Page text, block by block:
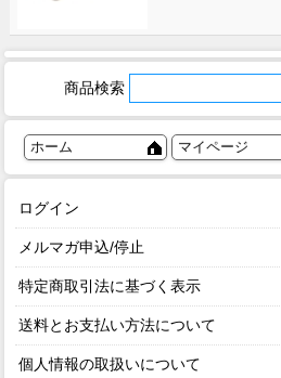
商品検索
ホーム マイページ
ログイン
メルマガ申込/停止
特定商取引法に基づく表示
送料とお支払い方法について
個人情報の取扱いについて